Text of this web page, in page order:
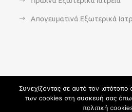
Απογευματινά Εξωτερικά
Copyright 2021 - agsavvas-hosp.gr -
Συνεχίζοντας σε αυτό τον
των cookies στη συσκευή σας
πολιτική